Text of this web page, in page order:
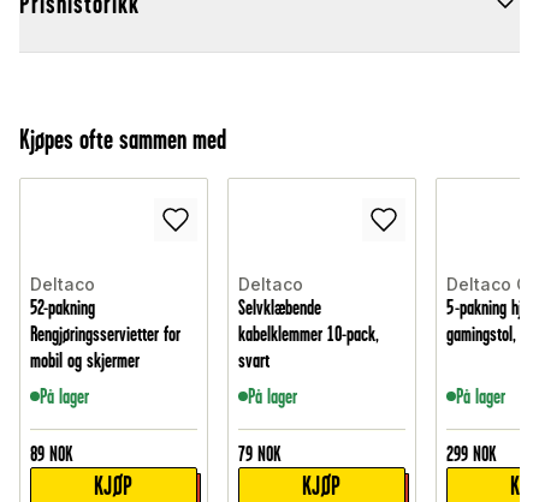
Kjøpes ofte sammen med
Deltaco
52-pakning
Rengjøringsservietter for
mobil og skjermer
På lager
89 NOK
KJØP
Deltaco
Selvklæbende
kabelklemmer 10-pack,
svart
På lager
79 NOK
KJØP
Deltaco
5-pakning
gamingstol,
På lager
299 NOK